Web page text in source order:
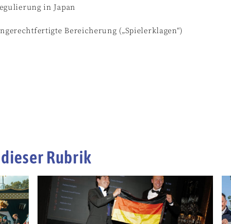
in Japan
Bereicherung („Spielerklagen“)
Rubrik